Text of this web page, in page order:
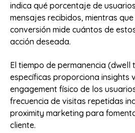
indica qué porcentaje de
mensajes recibidos, mientras
conversión mide cuántos de
acción deseada.
El tiempo de permanencia (dwell
específicas proporciona insights
engagement físico de los
frecuencia de visitas repetidas
proximity marketing para
cliente.